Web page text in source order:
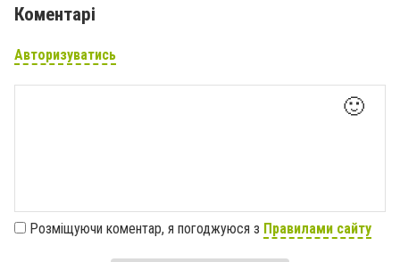
Коментарі
Авторизуватись
🙂
Розміщуючи коментар, я погоджуюся з Правилами сайту